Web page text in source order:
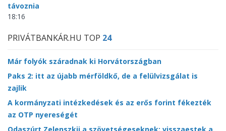
távoznia
18:16
PRIVÁTBANKÁR.HU TOP 24
Már folyók száradnak ki Horvátországban
Paks 2: itt az újabb mérföldkő, de a felülvizsgálat is
zajlik
A kormányzati intézkedések és az erős forint fékezték
az OTP nyereségét